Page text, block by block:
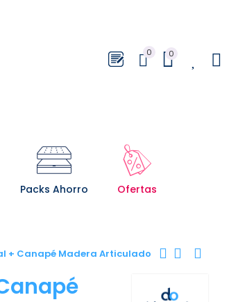
0 0
Packs Ahorro Ofertas
+ Canapé Madera Articulado